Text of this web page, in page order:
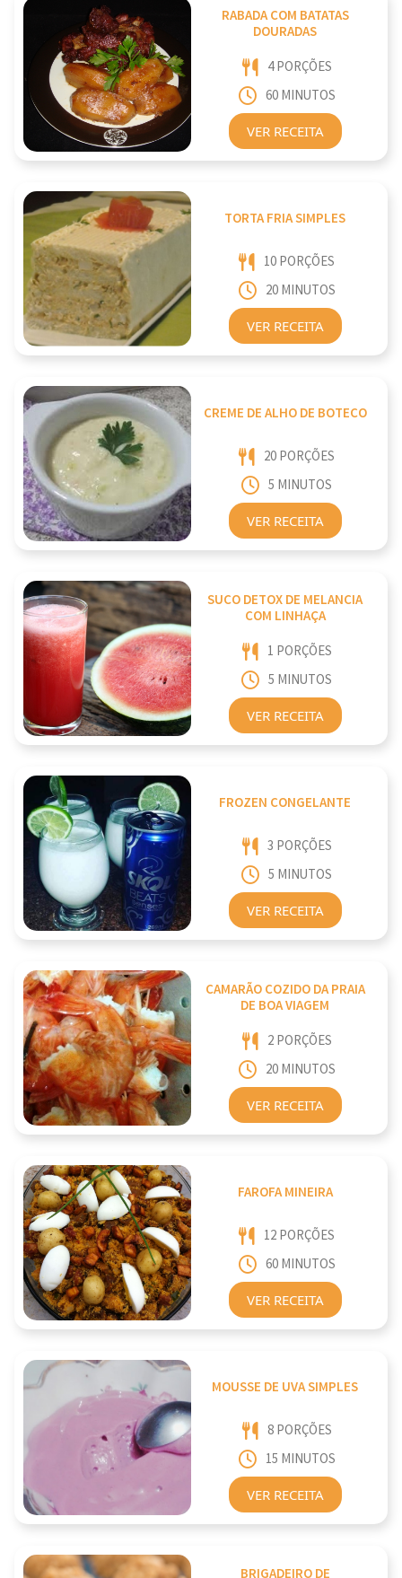
RABADA COM BATATAS
DOURADAS
4 PORÇÕES
60 MINUTOS
VER RECEITA
TORTA FRIA SIMPLES
10 PORÇÕES
20 MINUTOS
VER RECEITA
CREME DE ALHO DE BOTECO
20 PORÇÕES
5 MINUTOS
VER RECEITA
SUCO DETOX DE MELANCIA
COM LINHAÇA
1 PORÇÕES
5 MINUTOS
VER RECEITA
FROZEN CONGELANTE
3 PORÇÕES
5 MINUTOS
VER RECEITA
CAMARÃO COZIDO DA PRAIA
DE BOA VIAGEM
2 PORÇÕES
20 MINUTOS
VER RECEITA
FAROFA MINEIRA
12 PORÇÕES
60 MINUTOS
VER RECEITA
MOUSSE DE UVA SIMPLES
8 PORÇÕES
15 MINUTOS
VER RECEITA
BRIGADEIRO DE